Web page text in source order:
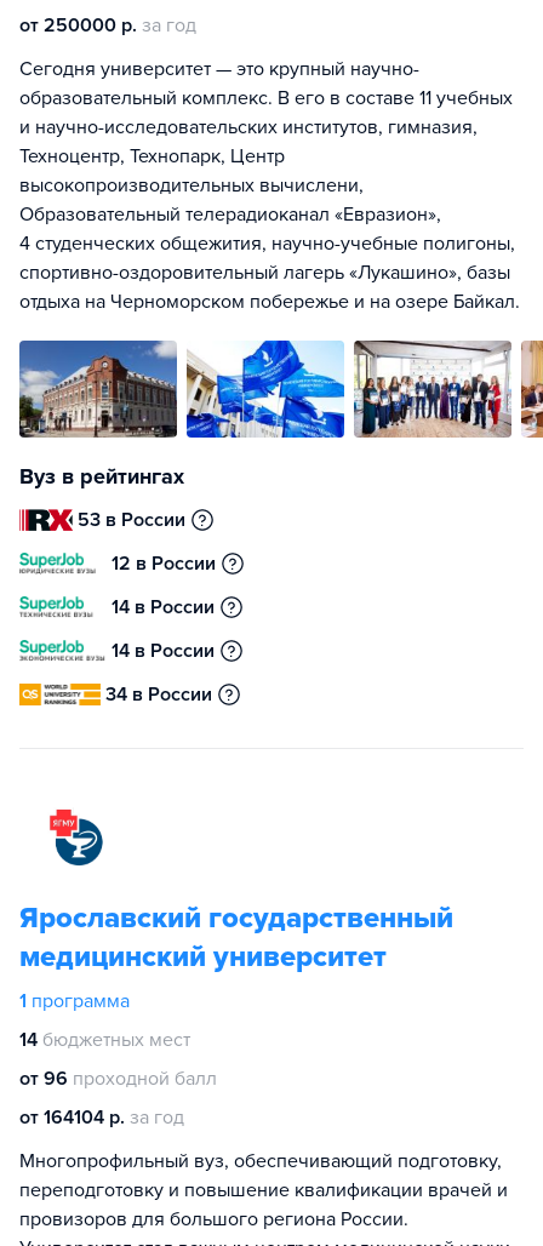
от 250000 р. за год
Сегодня университет — это крупный научно-
образовательный комплекс. В его в составе 11 учебных
и научно-исследовательских институтов, гимназия,
Техноцентр, Технопарк, Центр
высокопроизводительных вычислени,
Образовательный телерадиоканал «Евразион»,
4 студенческих общежития, научно-учебные полигоны,
спортивно-оздоровительный лагерь «Лукашино», базы
отдыха на Черноморском побережье и на озере Байкал.
Вуз в рейтингах
53 в России
12 в России
14 в России
14 в России
34 в России
Ярославский государственный
медицинский университет
1 программа
14 бюджетных мест
от 96 проходной балл
от 164104 р. за год
Многопрофильный вуз, обеспечивающий подготовку,
переподготовку и повышение квалификации врачей и
провизоров для большого региона России.